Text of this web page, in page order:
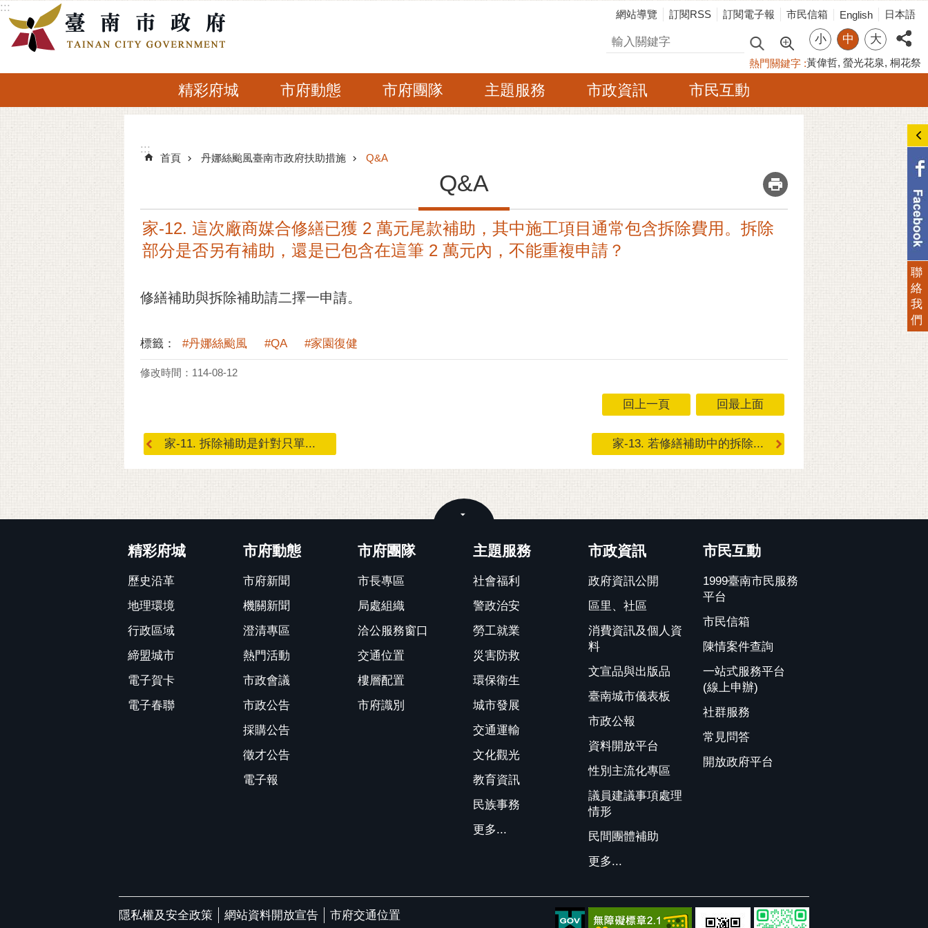
跳到主要內容區塊
:::
網站導覽 訂閱RSS 訂閱電子報 市民信箱 English 日本語
搜尋 小 中 大
熱門關鍵字 黃偉哲 螢光花泉 桐花祭
精彩府城 市府動態 市府團隊 主題服務 市政資訊 市民互動
:::
:::
首頁 丹娜絲颱風臺南市政府扶助措施 Q&A
Q&A _
家-12. 這次廠商媒合修繕已獲 2 萬元尾款補助，其中施工項目通常包含拆除費用。拆除
部分是否另有補助，還是已包含在這筆 2 萬元內，不能重複申請？
修繕補助與拆除補助請二擇一申請。
標籤： #丹娜絲颱風 #QA #家園復健
修改時間：114-08-12
回上一頁 回最上面
家-11. 拆除補助是針對只單... 家-13. 若修繕補助中的拆除...
精彩府城
歷史沿革
地理環境
行政區域
締盟城市
電子賀卡
電子春聯
市府動態
市府新聞
機關新聞
澄清專區
熱門活動
市政會議
市政公告
採購公告
徵才公告
電子報
市府團隊
市長專區
局處組織
洽公服務窗口
交通位置
樓層配置
市府識別
主題服務
社會福利
警政治安
勞工就業
災害防救
環保衛生
城市發展
交通運輸
文化觀光
教育資訊
民族事務
更多...
市政資訊
政府資訊公開
區里、社區
消費資訊及個人資
料
文宣品與出版品
臺南城市儀表板
市政公報
資料開放平台
性別主流化專區
議員建議事項處理
情形
民間團體補助
更多...
市民互動
1999臺南市民服務
平台
市民信箱
陳情案件查詢
一站式服務平台
(線上申辦)
社群服務
常見問答
開放政府平台
隱私權及安全政策 網站資料開放宣告 市府交通位置
聯
絡
我
們